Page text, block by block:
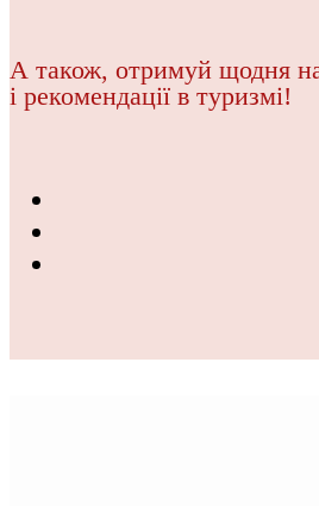
А також, отримуй щодня
і рекомендації в туризмі!